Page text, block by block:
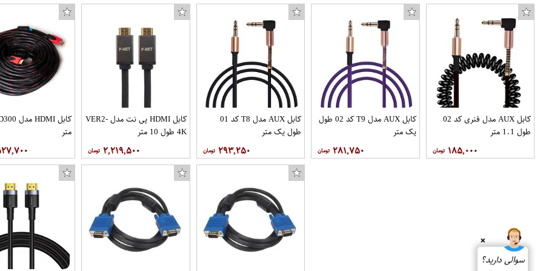
کابل AUX مدل فنری کد 02
طول 1.1 متر
۱۸۵,۰۰۰
کابل AUX مدل T9 کد 02 طول
یک متر
۲۸۱,۷۵۰
کابل AUX مدل T8 کد 01
طول یک متر
۲۹۳,۲۵۰
کابل HDMI پی نت مدل VER2-
4K طول 10 متر
۲,۲۱۹,۵۰۰
متر
❌
سوالی دارید؟